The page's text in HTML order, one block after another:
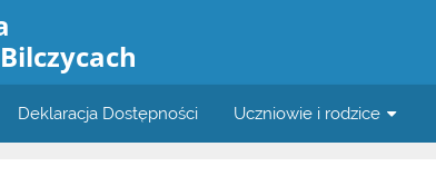
Deklaracja Dostępności Uczniowie i rodzice